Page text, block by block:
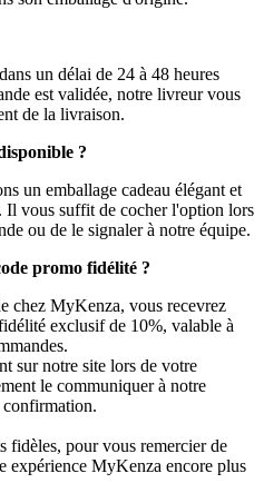
un délai de 24 à 48 heures
est validée, notre livreur vous
de la livraison.
?
un emballage cadeau élégant et
Il vous suffit de cocher l'option lors
ou de le signaler à notre équipe.
promo fidélité ?
chez MyKenza, vous recevrez
exclusif de 10%, valable à
sur notre site lors de votre
le communiquer à notre
confirmation.
fidèles, pour vous remercier de
expérience MyKenza encore plus